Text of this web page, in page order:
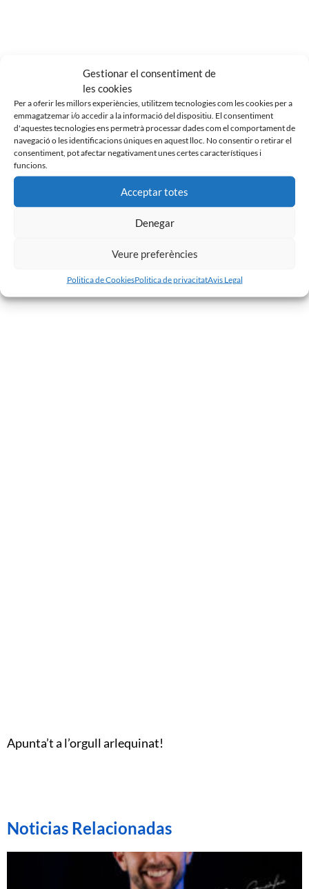
Gestionar el consentiment de
les cookies
Per a oferir les millors experiències, utilitzem tecnologies com les cookies per a
emmagatzemar i/o accedir a la informació del dispositiu. El consentiment
d'aquestes tecnologies ens permetrà processar dades com el comportament de
navegació o les identificacions úniques en aquest lloc. No consentir o retirar el
consentiment, pot afectar negativament unes certes característiques i
funcions.
Acceptar totes
Denegar
Veure preferències
Politica de CookiesPolitica de privacitatAvis Legal
Apunta’t a l’orgull arlequinat!
Noticias Relacionadas